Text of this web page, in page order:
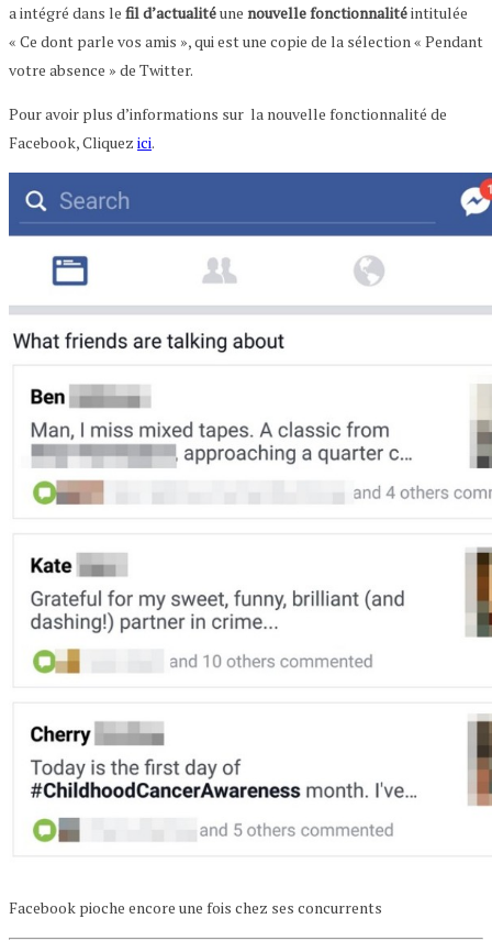
a intégré dans le fil d’actualitéune nouvellefonctionnalitéintitulée
« Ce dont parle vos amis », qui est une copie de la sélection « Pendant
votre absence » de Twitter.
Pour avoir plus d’informations sur la nouvelle fonctionnalité de
Facebook, Cliquez ici.
Facebook pioche encore une fois chez ses concurrents